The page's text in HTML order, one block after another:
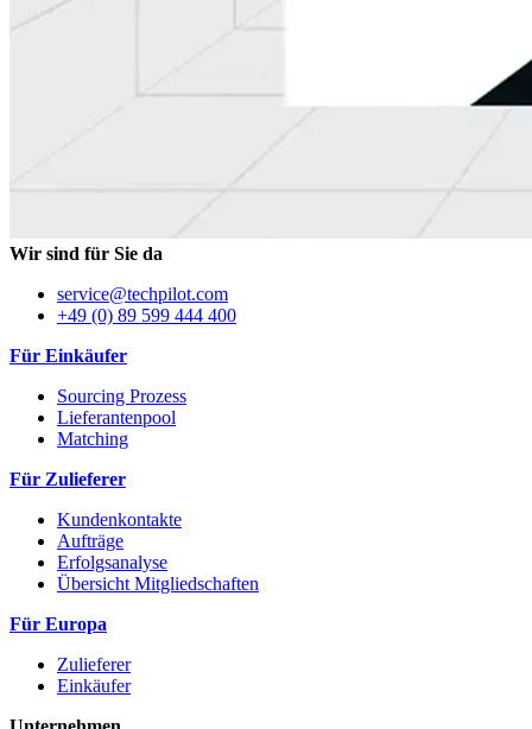
Wir sind für Sie da
service@techpilot.com
+49 (0) 89 599 444 400
Für Einkäufer
Sourcing Prozess
Lieferantenpool
Matching
Für Zulieferer
Kundenkontakte
Aufträge
Erfolgsanalyse
Übersicht Mitgliedschaften
Für Europa
Zulieferer
Einkäufer